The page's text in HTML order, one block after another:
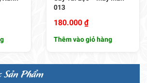
013
180.000 ₫
Thêm vào giỏ hàng
Phẩm